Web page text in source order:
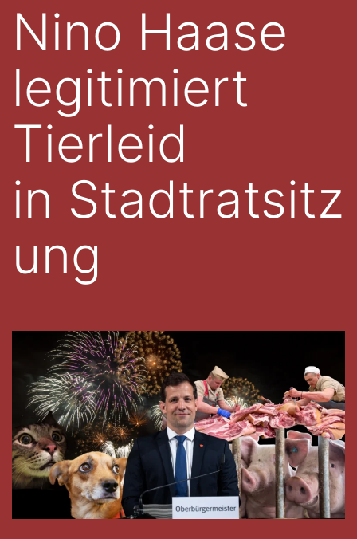
Nino Haase
legitimiert
Tierleid
in Stadtratsitz
ung